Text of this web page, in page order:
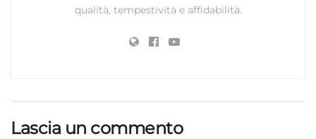
qualità, tempestività e affidabilità.
Lascia un commento